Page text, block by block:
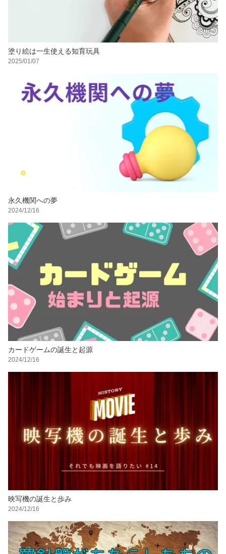
塗り絵は一生使える知育玩具
2025/01/07
永久機関への夢
2024/12/16
カードゲームの誕生と起源
2024/12/16
映写機の誕生と歩み
2024/12/16